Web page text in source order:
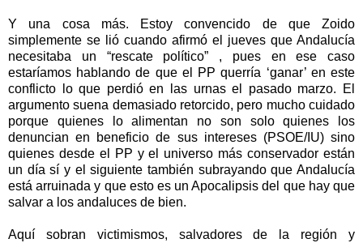
Y una cosa más. Estoy convencido de que Zoido
simplemente se lió cuando afirmó el jueves que Andalucía
necesitaba un “rescate político” , pues en ese caso
estaríamos hablando de que el PP querría ‘ganar’ en este
conflicto lo que perdió en las urnas el pasado marzo. El
argumento suena demasiado retorcido, pero mucho cuidado
porque quienes lo alimentan no son solo quienes los
denuncian en beneficio de sus intereses (PSOE/IU) sino
quienes desde el PP y el universo más conservador están
un día sí y el siguiente también subrayando que Andalucía
está arruinada y que esto es un Apocalipsis del que hay que
salvar a los andaluces de bien.
Aquí sobran victimismos, salvadores de la región y